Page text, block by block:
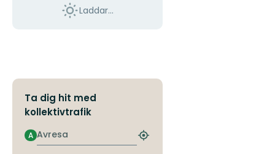
Laddar...
Ta dig hit med
kollektivtrafik
Avresa
A
Hitta